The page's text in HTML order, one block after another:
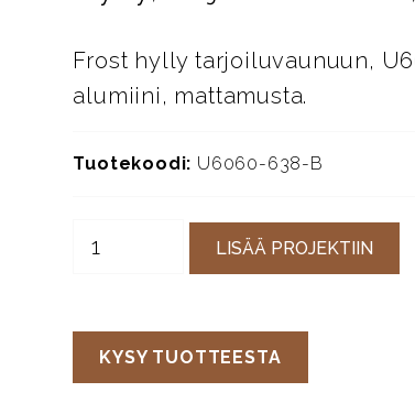
Frost hylly tarjoiluvaunuun,
alumiini, mattamusta.
Tuotekoodi: U6060-638-B
LISÄÄ PROJEKTIIN
KYSY TUOTTEESTA